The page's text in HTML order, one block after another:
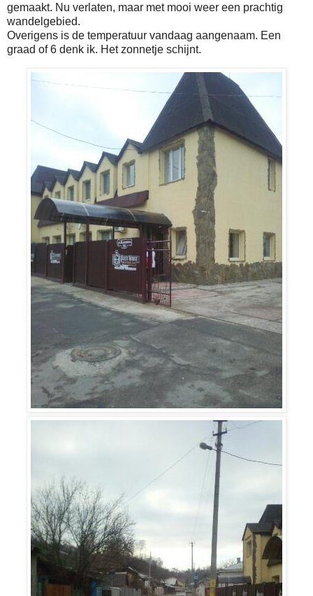
gemaakt. Nu verlaten, maar met mooi weer een prachtig
wandelgebied.
Overigens is de temperatuur vandaag aangenaam. Een
graad of 6 denk ik. Het zonnetje schijnt.